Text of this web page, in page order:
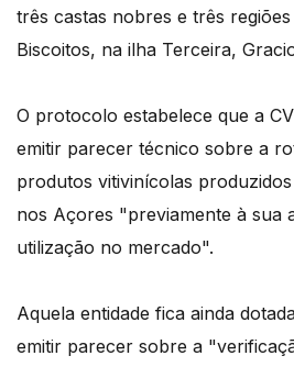
três castas nobres e três regiões
Biscoitos, na ilha Terceira,
O protocolo estabelece que a
emitir parecer técnico sobre a
produtos vitivinícolas
nos Açores "previamente à sua
utilização no mercado".
Aquela entidade fica ainda
emitir parecer sobre a